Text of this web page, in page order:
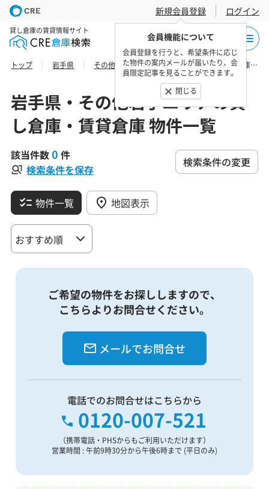
新規会員登録
会員機能について
会員登録を行うと、希望条件に応じ
た物件の案内メールが届いたり、会
員限定記事を見ることができます。
閉じる
ログイン
貸し倉庫の賃貸情報サイト
トップ 岩手県 その他岩手エリア 岩手郡葛巻町の貸し倉庫・賃貸倉庫 物件一覧
岩手県・その他岩手エリアの貸
し倉庫・賃貸倉庫 物件一覧
該当件数0 件
検索条件を保存
検索条件の変更
物件一覧 地図表示
ご希望の物件をお探ししますので、
こちらよりお問合せください。
メールでお問合せ
電話でのお問合せはこちらから
0120-007-521
（携帯電話・PHSからもご利用いただけます）
営業時間 : 午前9時30分から午後6時まで (平日のみ)